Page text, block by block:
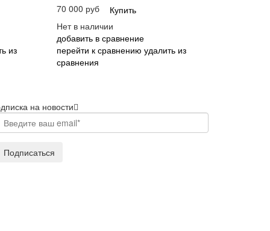
из
70 000 руб
Купить
Нет в наличии
добавить в сравнение
перейти к сравнению удалить из
сравнения
на новости
Подписаться